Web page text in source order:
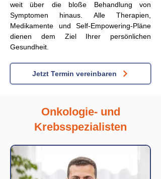
weit über die bloße Behandlung von
Symptomen hinaus. Alle Therapien,
Medikamente und Self-Empowering-Pläne
dienen dem Ziel Ihrer persönlichen
Gesundheit.
Jetzt Termin vereinbaren
Onkologie- und
Krebsspezialisten